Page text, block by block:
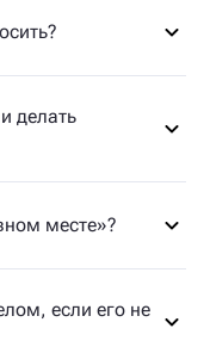
делать
месте»?
если его не